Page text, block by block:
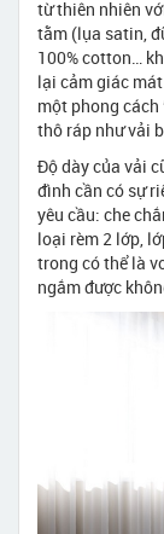
từ thiên nhiên
tằm (lụa satin,
100% cotton…
lại cảm giác
một phong cách
thô ráp như vải
Độ dày của vải
đình cần có sự
yêu cầu: che
loại rèm 2 lớp,
trong có thể là
ngắm được